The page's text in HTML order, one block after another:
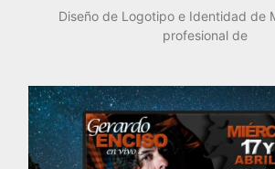
Diseño de Logotipo e Identidad de
profesional de